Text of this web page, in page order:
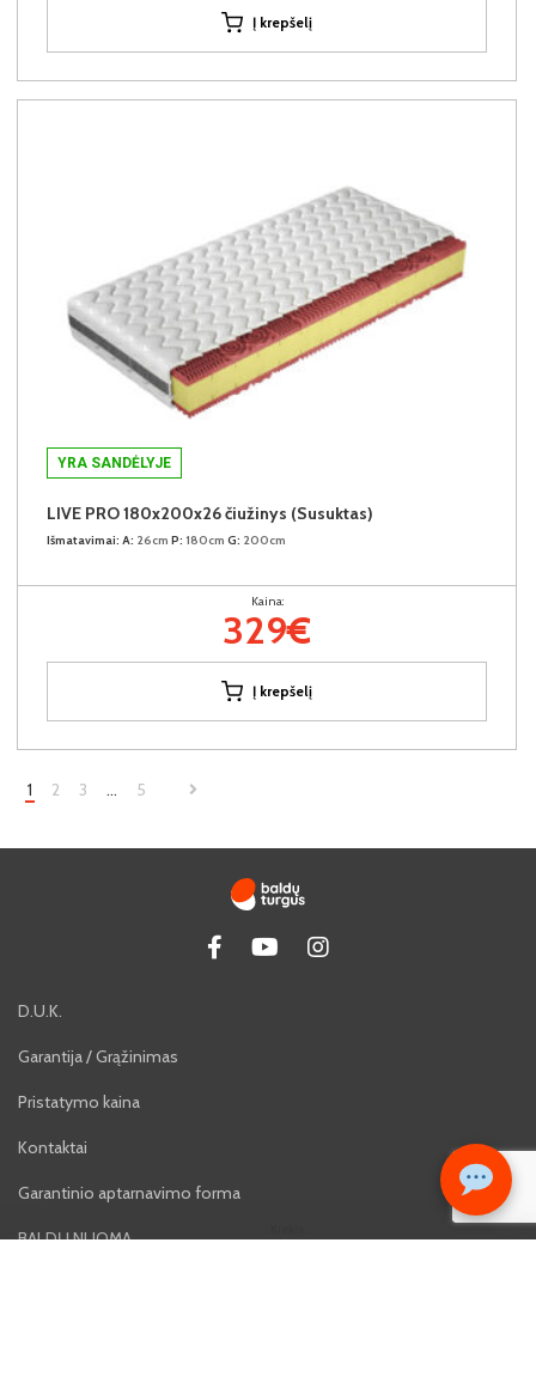
Į krepšelį
YRA SANDĖLYJE
LIVE PRO 180x200x26 čiužinys (Susuktas)
Išmatavimai: A: 26cm P: 180cm G: 200cm
Kaina:
329€
Į krepšelį
1 2 3 … 5
D.U.K.
Garantija / Grąžinimas
Pristatymo kaina
Kontaktai
Garantinio aptarnavimo forma
BALDŲ NUOMA